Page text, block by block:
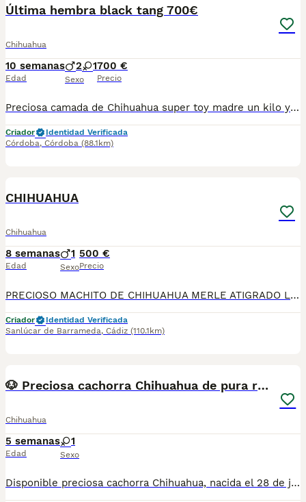
Última hembra black tang 700€
Chihuahua
10 semanas
Edad
2 1
Sexo
700 €
Precio
Preciosa camada de Chihuahua super toy madre un kilo y medio padre un kilo 400 se entregan vacunados desparasitados con contacto con compraventa a recoger en Córdoba también se envía pero prefiero que vengan a por ellos en persona. Son cachorros criados en familia en una casa con mucho amor y eso se nota de los cachorros. ⚠️chip no incluido en el precio.⚠️ 🚍enviamos recogida en Córdoba o se envía precio del envío no incluido. ⚠️((chip no incluido en el precio ))⚠️
Criador
Identidad Verificada
Córdoba, Córdoba (88.1km)
CHIHUAHUA
Chihuahua
8 semanas
Edad
1
Sexo
500 €
Precio
PRECIOSO MACHITO DE CHIHUAHUA MERLE ATIGRADO LISTO PARA ENTREGA , NO DUDES EN LLAMARNOS PRECIO ECONOMICO
Criador
Identidad Verificada
Sanlúcar de Barrameda, Cádiz (110.1km)
🐶 Preciosa cachorra Chihuahua de pura raza 🐶
Chihuahua
5 semanas
Edad
1
Sexo
Disponible preciosa cachorra Chihuahua, nacida el 28 de junio de 2026. Color: sable, un tono muy bonito y elegante que realza su expresión y belleza. Procede de una excelente línea de sangre, criada en un ambiente familiar, con mucho cariño y una correcta socialización desde sus primeros días de vida. Destaca por su bonita morfología, cabeza tipo manzana, hocico corto y un carácter dulce, cariñoso y equilibrado, ideal como compañera de vida. La cachorra se entregará a partir de los Dos meses de edad, desparasitada según su edad, con cartilla veterinaria, y las vacunas correspondientes. Se enviarán fotos y vídeos actualizados para que puedas seguir su evolución hasta el día de la entrega. Se prioriza la entrega en mano para garantizar el bienestar de la cachorra y que el nuevo propietario pueda conocerla personalmente. También existe la posibilidad de desplazarnos hasta el lugar de entrega, previo acuerdo entre ambas partes. Buscamos una familia responsable que le ofrezca el hogar, el cariño y los cuidados que merece. Para más información, fotos, vídeos o cualquier consulta, no dudes en ponerte en contacto.